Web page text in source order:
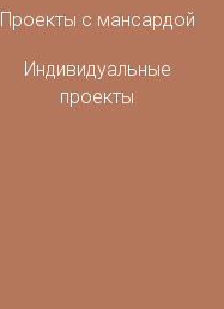
Проекты с мансардой
Индивидуальные
проекты